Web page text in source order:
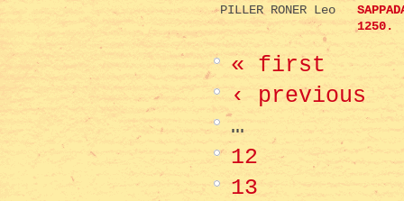
PILLER RONER Leo
1250.
« first
‹ previous
…
12
13